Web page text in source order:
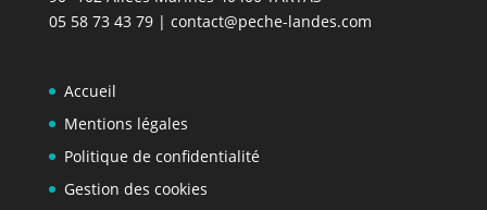
05 58 73 43 79| contact@peche-landes.com
Accueil
Mentions légales
Politique de confidentialité
Gestion des cookies